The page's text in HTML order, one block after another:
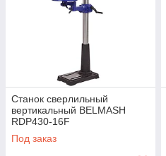
Станок cверлильный
вертикальный BELMASH
RDP430-16F
Под заказ